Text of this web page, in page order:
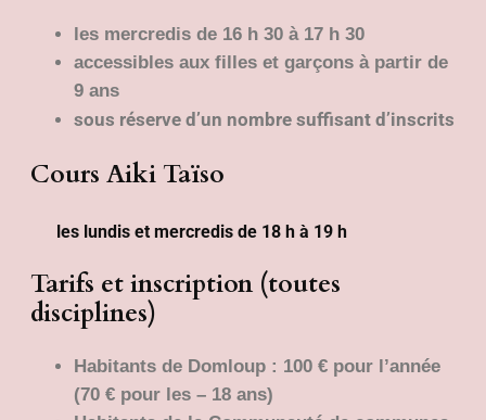
les mercredis de 16 h 30 à 17 h 30
accessibles aux filles et garçons à partir de
9 ans
sous réserve d’un nombre suffisant d’inscrits
Cours Aiki Taïso
les lundis et mercredis de 18 h à 19 h
Tarifs et inscription (toutes
disciplines)
Habitants de Domloup : 100 € pour l’année
(70 € pour les – 18 ans)